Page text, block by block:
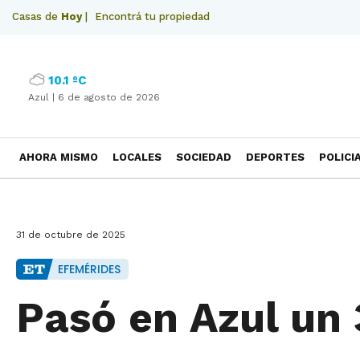
Casas de Hoy| Encontrá tu propiedad
10.1 ºC
Azul | 6 de agosto de 2026
AHORA MISMO LOCALES SOCIEDAD DEPORTES
31 de octubre de 2025
EFEMÉRIDES
Pasó en Azul